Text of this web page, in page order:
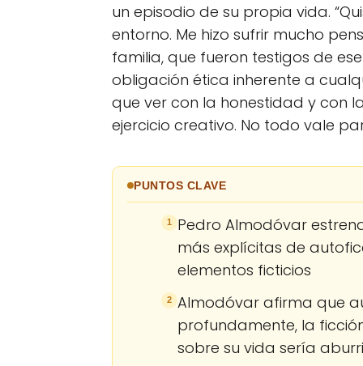
un episodio de su propia vida.
entorno. Me hizo sufrir mucho
familia, que fueron testigos de
obligación ética inherente a
que ver con la honestidad y con
ejercicio creativo. No todo vale
PUNTOS CLAVE
1
Pedro Almodóvar
más explícitas de
elementos ficticios
2 Almodóvar afirma que
profundamente, la
sobre su vida sería